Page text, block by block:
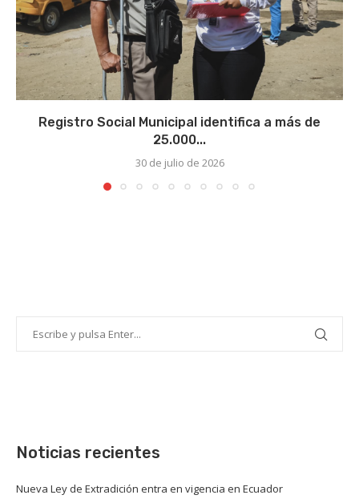
Registro Social Municipal identifica a más de
25.000...
30 de julio de 2026
Noticias recientes
Nueva Ley de Extradición entra en vigencia en Ecuador